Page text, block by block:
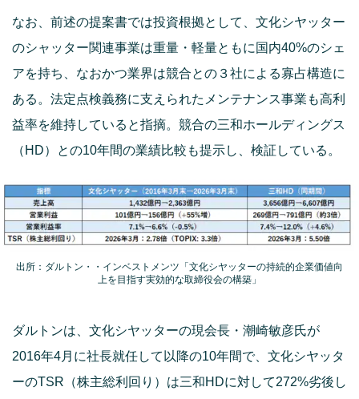
なお、前述の提案書では投資根拠として、文化シヤッター
のシャッター関連事業は重量・軽量ともに国内40%のシェ
アを持ち、なおかつ業界は競合との３社による寡占構造に
ある。法定点検義務に支えられたメンテナンス事業も高利
益率を維持していると指摘。競合の三和ホールディングス
（HD）との10年間の業績比較も提示し、検証している。
出所：ダルトン・・インベストメンツ「文化シヤッターの持続的企業価値向
上を目指す実効的な取締役会の構築」
ダルトンは、文化シヤッターの現会長・潮崎敏彦氏が
2016年4月に社長就任して以降の10年間で、文化シヤッタ
ーのTSR（株主総利回り）は三和HDに対して272%劣後し